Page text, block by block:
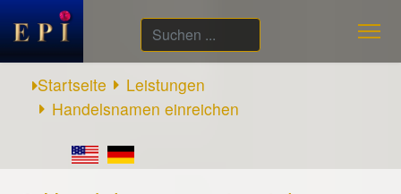
Suchen
...
Startseite
Leistungen
Handelsnamen einreichen